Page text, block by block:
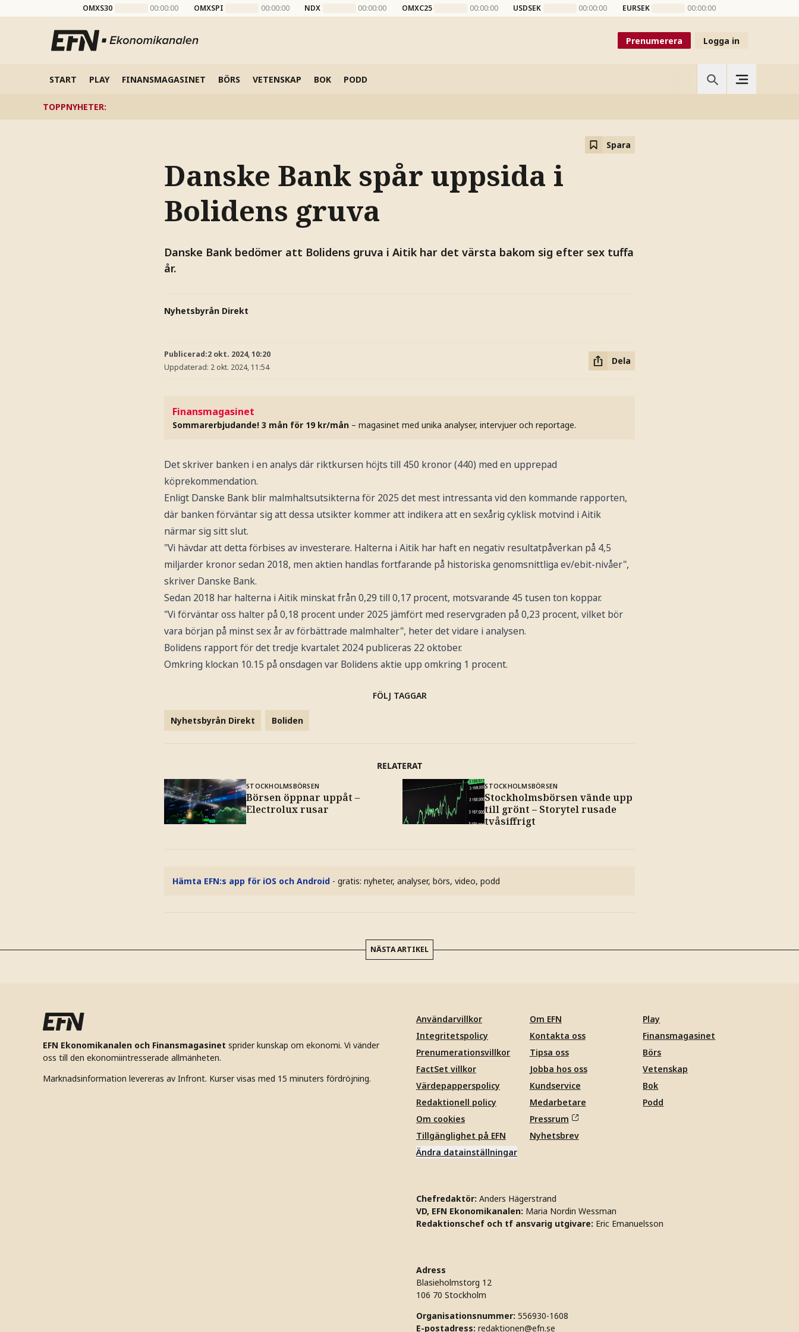
OMXS30 00:00:00 OMXSPI 00:00:00 NDX 00:00:00 OMXC25 00:00:00 USDSEK 00:00:00 EURSEK 00:00:00
Prenumerera Logga in
START PLAY FINANSMAGASINET BÖRS VETENSKAP BOK PODD
TOPPNYHETER:
Spara
Danske Bank spår uppsida i
Bolidens gruva
Danske Bank bedömer att Bolidens gruva i Aitik har det värsta bakom sig efter sex tuffa
år.
Nyhetsbyrån Direkt
Publicerad:2 okt. 2024, 10:20
Uppdaterad: 2 okt. 2024, 11:54
Dela
Finansmagasinet
Sommarerbjudande! 3 mån för 19 kr/mån – magasinet med unika analyser, intervjuer och reportage.
Det skriver banken i en analys där riktkursen höjts till 450 kronor (440) med en upprepad
köprekommendation.
Enligt Danske Bank blir malmhaltsutsikterna för 2025 det mest intressanta vid den kommande rapporten,
där banken förväntar sig att dessa utsikter kommer att indikera att en sexårig cyklisk motvind i Aitik
närmar sig sitt slut.
"Vi hävdar att detta förbises av investerare. Halterna i Aitik har haft en negativ resultatpåverkan på 4,5
miljarder kronor sedan 2018, men aktien handlas fortfarande på historiska genomsnittliga ev/ebit-nivåer",
skriver Danske Bank.
Sedan 2018 har halterna i Aitik minskat från 0,29 till 0,17 procent, motsvarande 45 tusen ton koppar.
"Vi förväntar oss halter på 0,18 procent under 2025 jämfört med reservgraden på 0,23 procent, vilket bör
vara början på minst sex år av förbättrade malmhalter", heter det vidare i analysen.
Bolidens rapport för det tredje kvartalet 2024 publiceras 22 oktober.
Omkring klockan 10.15 på onsdagen var Bolidens aktie upp omkring 1 procent.
FÖLJ TAGGAR
Nyhetsbyrån Direkt Boliden
RELATERAT
STOCKHOLMSBÖRSEN
Börsen öppnar uppåt –
Electrolux rusar
STOCKHOLMSBÖRSEN
Stockholmsbörsen vände upp
till grönt – Storytel rusade
tvåsiffrigt
Hämta EFN:s app för iOS och Android - gratis: nyheter, analyser, börs, video, podd
NÄSTA ARTIKEL
EFN Ekonomikanalen och Finansmagasinet sprider kunskap om ekonomi. Vi vänder
oss till den ekonomiintresserade allmänheten.
Marknadsinformation levereras av Infront. Kurser visas med 15 minuters fördröjning.
Användarvillkor
Integritetspolicy
Prenumerationsvillkor
FactSet villkor
Värdepapperspolicy
Redaktionell policy
Om cookies
Tillgänglighet på EFN
Ändra datainställningar
Om EFN
Kontakta oss
Tipsa oss
Jobba hos oss
Kundservice
Medarbetare
Pressrum
Nyhetsbrev
Play
Finansmagasinet
Börs
Vetenskap
Bok
Podd
Chefredaktör: Anders Hägerstrand
VD, EFN Ekonomikanalen: Maria Nordin Wessman
Redaktionschef och tf ansvarig utgivare: Eric Emanuelsson
Adress
Blasieholmstorg 12
106 70 Stockholm
Organisationsnummer: 556930-1608
E-postadress: redaktionen@efn.se